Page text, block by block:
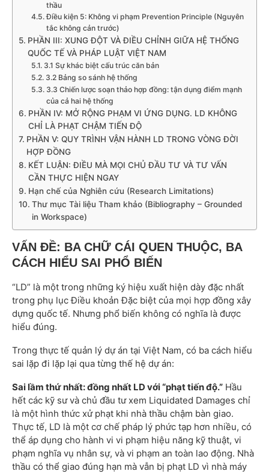
thầu
Điều kiện 5: Không vi phạm Prevention Principle (Nguyên
tắc không cản trước)
PHẦN III: XUNG ĐỘT VÀ ĐIỀU CHỈNH GIỮA HỆ THỐNG
QUỐC TẾ VÀ PHÁP LUẬT VIỆT NAM
3.1 Sự khác biệt cấu trúc căn bản
3.2 Bảng so sánh hệ thống
3.3 Chiến lược soạn thảo hợp đồng: tận dụng điểm mạnh
của cả hai hệ thống
PHẦN IV: MỞ RỘNG PHẠM VI ỨNG DỤNG. LD KHÔNG
CHỈ LÀ PHẠT CHẬM TIẾN ĐỘ
PHẦN V: QUY TRÌNH VẬN HÀNH LD TRONG VÒNG ĐỜI
HỢP ĐỒNG
KẾT LUẬN: ĐIỀU MÀ MỌI CHỦ ĐẦU TƯ VÀ TƯ VẤN
CẦN THỰC HIỆN NGAY
Hạn chế của Nghiên cứu (Research Limitations)
Thư mục Tài liệu Tham khảo (Bibliography – Grounded
in Workspace)
VẤN ĐỀ: BA CHỮ CÁI QUEN THUỘC, BA
CÁCH HIỂU SAI PHỔ BIẾN
“LD” là một trong những ký hiệu xuất hiện dày đặc nhất
trong phụ lục Điều khoản Đặc biệt của mọi hợp đồng xây
dựng quốc tế. Nhưng phổ biến không có nghĩa là được
hiểu đúng.
Trong thực tế quản lý dự án tại Việt Nam, có ba cách hiểu
sai lặp đi lặp lại qua từng thế hệ dự án:
Sai lầm thứ nhất: đồng nhất LD với “phạt tiến độ.” Hầu
hết các kỹ sư và chủ đầu tư xem Liquidated Damages chỉ
là một hình thức xử phạt khi nhà thầu chậm bàn giao.
Thực tế, LD là một cơ chế pháp lý phức tạp hơn nhiều, có
thể áp dụng cho hành vi vi phạm hiệu năng kỹ thuật, vi
phạm nghĩa vụ nhân sự, và vi phạm an toàn lao động. Nhà
thầu có thể giao đúng hạn mà vẫn bị phạt LD vì nhà máy